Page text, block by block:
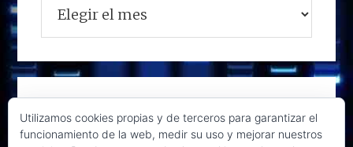
Utilizamos cookies propias y de terceros para garantizar el
funcionamiento de la web, medir su uso y mejorar nuestros